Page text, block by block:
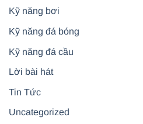
Kỹ năng bơi
Kỹ năng đá bóng
Kỹ năng đá cầu
Lời bài hát
Tin Tức
Uncategorized